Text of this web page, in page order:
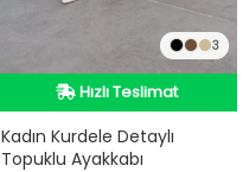
3
Hızlı Teslimat
Hızlı Teslimat
Kadın Kurdele Detaylı
Topuklu Ayakkabı